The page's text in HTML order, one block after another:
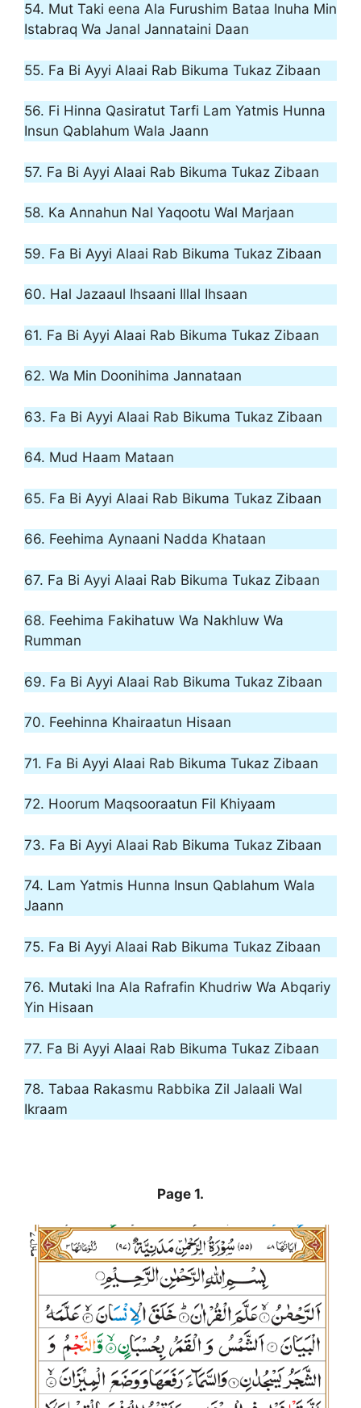
54. Mut Taki eena Ala Furushim Bataa Inuha Min
Istabraq Wa Janal Jannataini Daan
55. Fa Bi Ayyi Alaai Rab Bikuma Tukaz Zibaan
56. Fi Hinna Qasiratut Tarfi Lam Yatmis Hunna
Insun Qablahum Wala Jaann
57. Fa Bi Ayyi Alaai Rab Bikuma Tukaz Zibaan
58. Ka Annahun Nal Yaqootu Wal Marjaan
59. Fa Bi Ayyi Alaai Rab Bikuma Tukaz Zibaan
60. Hal Jazaaul Ihsaani Illal Ihsaan
61. Fa Bi Ayyi Alaai Rab Bikuma Tukaz Zibaan
62. Wa Min Doonihima Jannataan
63. Fa Bi Ayyi Alaai Rab Bikuma Tukaz Zibaan
64. Mud Haam Mataan
65. Fa Bi Ayyi Alaai Rab Bikuma Tukaz Zibaan
66. Feehima Aynaani Nadda Khataan
67. Fa Bi Ayyi Alaai Rab Bikuma Tukaz Zibaan
68. Feehima Fakihatuw Wa Nakhluw Wa
Rumman
69. Fa Bi Ayyi Alaai Rab Bikuma Tukaz Zibaan
70. Feehinna Khairaatun Hisaan
71. Fa Bi Ayyi Alaai Rab Bikuma Tukaz Zibaan
72. Hoorum Maqsooraatun Fil Khiyaam
73. Fa Bi Ayyi Alaai Rab Bikuma Tukaz Zibaan
74. Lam Yatmis Hunna Insun Qablahum Wala
Jaann
75. Fa Bi Ayyi Alaai Rab Bikuma Tukaz Zibaan
76. Mutaki Ina Ala Rafrafin Khudriw Wa Abqariy
Yin Hisaan
77. Fa Bi Ayyi Alaai Rab Bikuma Tukaz Zibaan
78. Tabaa Rakasmu Rabbika Zil Jalaali Wal
Ikraam
Page 1.